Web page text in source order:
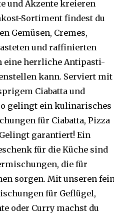
und Akzente kreieren
Sortiment findest du
Gemüsen, Cremes,
und raffinierten
eine herrliche Antipasti-
kann. Serviert mit
Ciabatta und
gelingt ein kulinarisches
für Ciabatta, Pizza
garantiert! Ein
für die Küche sind
die für
sorgen. Mit unseren
für Geflügel,
oder Curry machst du